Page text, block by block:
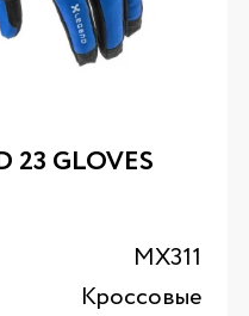
23 GLOVES
MX311
Кроссовые